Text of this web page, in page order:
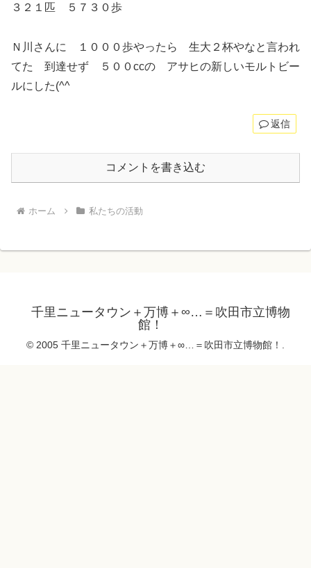
３２１匹 ５７３０歩
Ｎ川さんに １０００歩やったら 生大２杯やなと言われ
てた 到達せず ５００ccの アサヒの新しいモルトビー
ルにした(^^ゞ
返信
コメントを書き込む
ホーム 私たちの活動
千里ニュータウン＋万博＋∞…＝吹田市立博物
館！
© 2005 千里ニュータウン＋万博＋∞…＝吹田市立博物館！.